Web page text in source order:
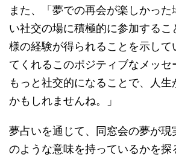
また、「夢での再会が楽しかった
い社交の場に積極的に参加するこ
様の経験が得られることを示して
てくれるこのポジティブなメッセ
もっと社交的になることで、人生
かもしれませんね。」
夢占いを通じて、同窓会の夢が現
のような意味を持っているかを探